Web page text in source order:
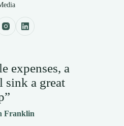
expenses, a
sink a great
Franklin